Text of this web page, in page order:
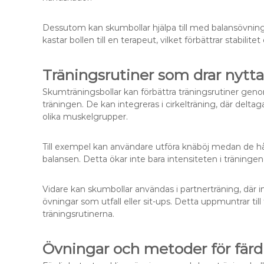
Dessutom kan skumbollar hjälpa till med
kastar bollen till en terapeut, vilket förbättrar
Träningsrutiner som drar
Skumträningsbollar kan förbättra träningsrutiner
träningen. De kan integreras i cirkelträning, där
olika muskelgrupper.
Till exempel kan användare utföra knäböj medan de
balansen. Detta ökar inte bara intensiteten i
Vidare kan skumbollar användas i partnerträning,
övningar som utfall eller sit-ups. Detta uppmuntrar
träningsrutinerna.
Övningar och metoder för